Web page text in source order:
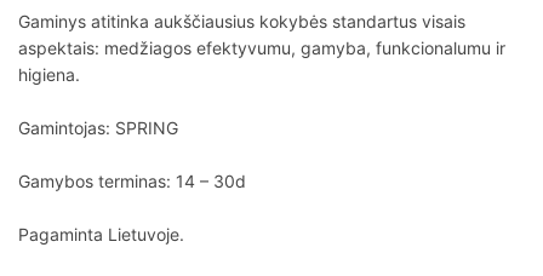
Gaminys atitinka aukščiausius kokybės standartus visais
aspektais: medžiagos efektyvumu, gamyba, funkcionalumu ir
higiena.
Gamintojas: SPRING
Gamybos terminas: 14 – 30d
Pagaminta Lietuvoje.